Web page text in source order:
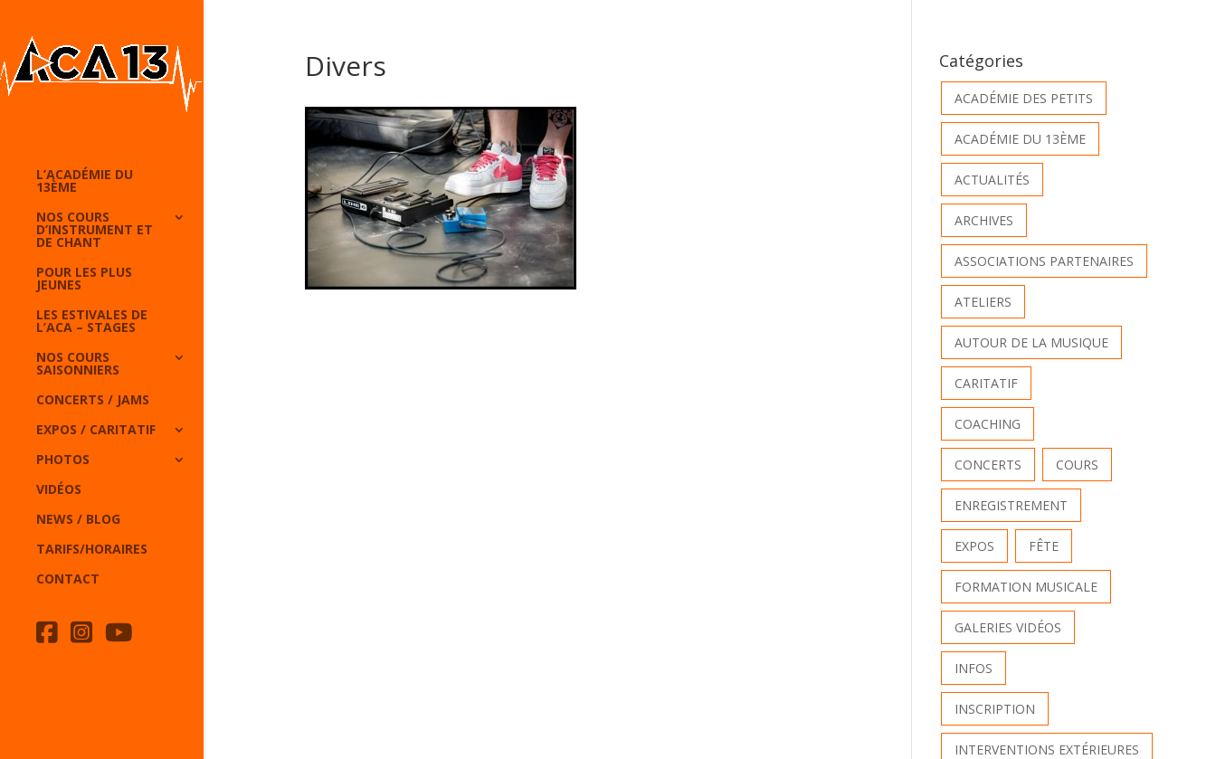
L’ACADÉMIE DU
13ÈME
NOS COURS
D’INSTRUMENT ET
DE CHANT
POUR LES PLUS
JEUNES
LES ESTIVALES DE
L’ACA – STAGES
NOS COURS
SAISONNIERS
CONCERTS / JAMS
EXPOS / CARITATIF
PHOTOS
VIDÉOS
NEWS / BLOG
TARIFS/HORAIRES
CONTACT
Divers Catégories
ACADÉMIE DES PETITS
ACADÉMIE DU 13ÈME
ACTUALITÉS
ARCHIVES
ASSOCIATIONS PARTENAIRES
ATELIERS
AUTOUR DE LA MUSIQUE
CARITATIF
COACHING
CONCERTS COURS
ENREGISTREMENT
EXPOS FÊTE
FORMATION MUSICALE
GALERIES VIDÉOS
INFOS
INSCRIPTION
INTERVENTIONS EXTÉRIEURES